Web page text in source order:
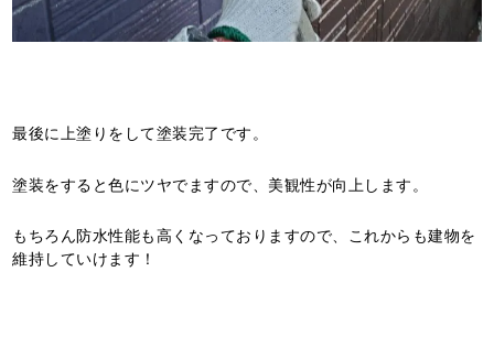
最後に上塗りをして塗装完了です。
塗装をすると色にツヤでますので、美観性が向上します。
もちろん防水性能も高くなっておりますので、これからも建物を
維持していけます！